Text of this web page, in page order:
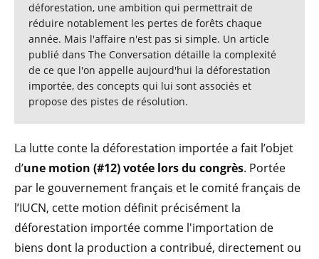
déforestation, une ambition qui permettrait de
réduire notablement les pertes de forêts chaque
année. Mais l'affaire n'est pas si simple. Un article
publié dans The Conversation détaille la complexité
de ce que l'on appelle aujourd'hui la déforestation
importée, des concepts qui lui sont associés et
propose des pistes de résolution.
La lutte conte la déforestation importée a fait l’objet
d’une motion (#12) votée lors du congrès. Portée
par le gouvernement français et le comité français de
l’IUCN, cette motion définit précisément la
déforestation importée comme l'importation de
biens dont la production a contribué, directement ou